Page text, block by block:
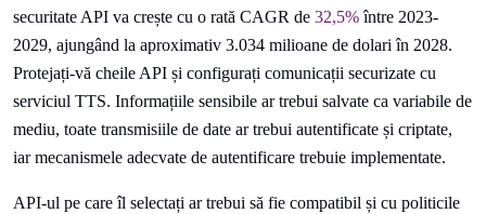
securitate API va crește cu o rată CAGR de 32,5%între 2023-
2029, ajungând la aproximativ 3.034 milioane de dolari în 2028.
Protejați-vă cheile API și configurați comunicații securizate cu
serviciul TTS. Informațiile sensibile ar trebui salvate ca variabile de
mediu, toate transmisiile de date ar trebui autentificate și criptate,
iar mecanismele adecvate de autentificare trebuie implementate.
API-ul pe care îl selectați ar trebui să fie compatibil și cu politicile